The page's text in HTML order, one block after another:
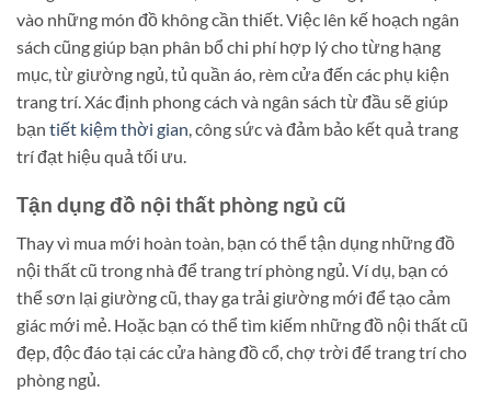
vào những món đồ không cần thiết. Việc lên kế hoạch ngân
sách cũng giúp bạn phân bổ chi phí hợp lý cho từng hạng
mục, từ giường ngủ, tủ quần áo, rèm cửa đến các phụ kiện
trang trí. Xác định phong cách và ngân sách từ đầu sẽ giúp
bạn tiết kiệm thời gian , công sức và đảm bảo kết quả trang
trí đạt hiệu quả tối ưu.
Tận dụng đồ nội thất phòng ngủ cũ
Thay vì mua mới hoàn toàn, bạn có thể tận dụng những đồ
nội thất cũ trong nhà để trang trí phòng ngủ. Ví dụ, bạn có
thể sơn lại giường cũ, thay ga trải giường mới để tạo cảm
giác mới mẻ. Hoặc bạn có thể tìm kiếm những đồ nội thất cũ
đẹp, độc đáo tại các cửa hàng đồ cổ, chợ trời để trang trí cho
phòng ngủ.